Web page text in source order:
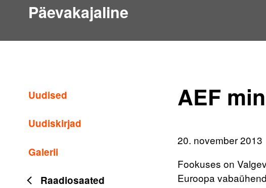
Päevakajaline
Uudised
Uudiskirjad
Galerii
Raadiosaated
AEF
20. november 2013
Fookuses on
Euroopa